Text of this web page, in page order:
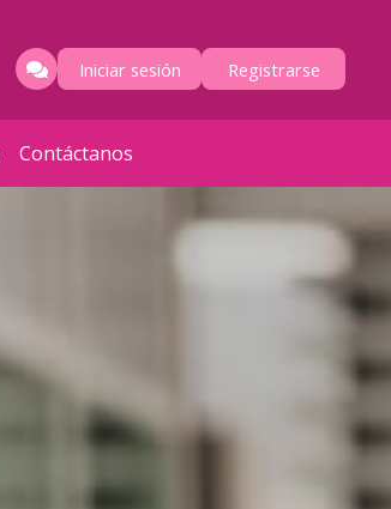
Iniciar sesión Registrarse
Contáctanos